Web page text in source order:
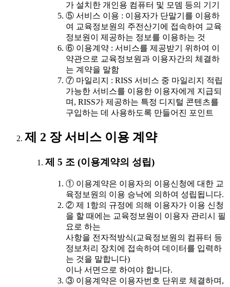
가 설치한 개인용 컴퓨터 및 모뎀 등의 기기
⑤ 서비스 이용 : 이용자가 단말기를 이용하
여 교육정보원의 주전산기에 접속하여 교육
정보원이 제공하는 정보를 이용하는 것
⑥ 이용계약 : 서비스를 제공받기 위하여 이
약관으로 교육정보원과 이용자간의 체결하
는 계약을 말함
⑦ 마일리지 : RISS 서비스 중 마일리지 적립
가능한 서비스를 이용한 이용자에게 지급되
며, RISS가 제공하는 특정 디지털 콘텐츠를
구입하는 데 사용하도록 만들어진 포인트
제 2 장 서비스 이용 계약
제 5 조 (이용계약의 성립)
① 이용계약은 이용자의 이용신청에 대한 교
육정보원의 이용 승낙에 의하여 성립됩니다.
② 제 1항의 규정에 의해 이용자가 이용 신청
을 할 때에는 교육정보원이 이용자 관리시 필
요로 하는
사항을 전자적방식(교육정보원의 컴퓨터 등
정보처리 장치에 접속하여 데이터를 입력하
는 것을 말합니다)
이나 서면으로 하여야 합니다.
③ 이용계약은 이용자번호 단위로 체결하며,